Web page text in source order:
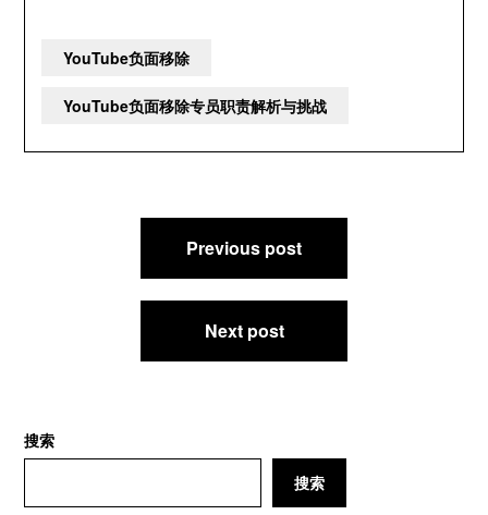
YouTube负面移除
YouTube负面移除专员职责解析与挑战
Previous post
Next post
搜索
搜索